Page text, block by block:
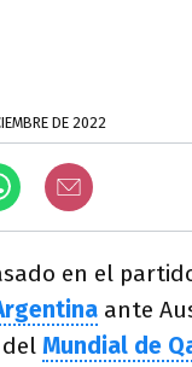
DE 2022
en el
ante
Mundial de